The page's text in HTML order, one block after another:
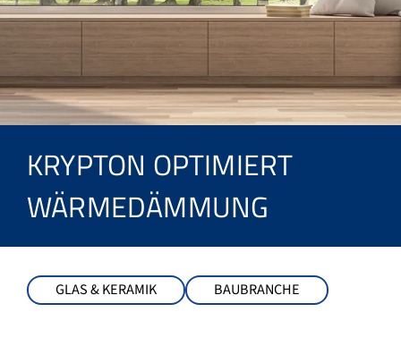
KRYPTON OPTIMIERT
WÄRMEDÄMMUNG
GLAS & KERAMIK BAUBRANCHE